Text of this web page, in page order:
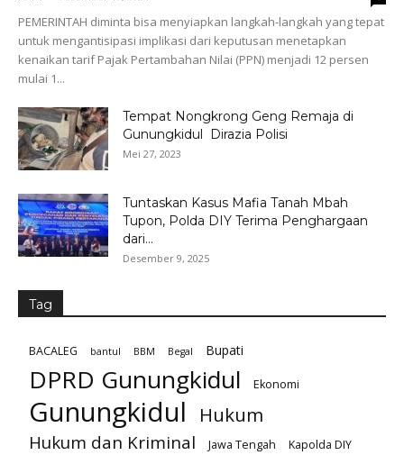
PEMERINTAH diminta bisa menyiapkan langkah-langkah yang tepat
untuk mengantisipasi implikasi dari keputusan menetapkan
kenaikan tarif Pajak Pertambahan Nilai (PPN) menjadi 12 persen
mulai 1...
Tempat Nongkrong Geng Remaja di
Gunungkidul Dirazia Polisi
Mei 27, 2023
Tuntaskan Kasus Mafia Tanah Mbah
Tupon, Polda DIY Terima Penghargaan
dari...
Desember 9, 2025
Tag
BACALEG bantul BBM Begal Bupati
DPRD Gunungkidul Ekonomi
Gunungkidul Hukum
Hukum dan Kriminal Jawa Tengah
Kapolda DIY